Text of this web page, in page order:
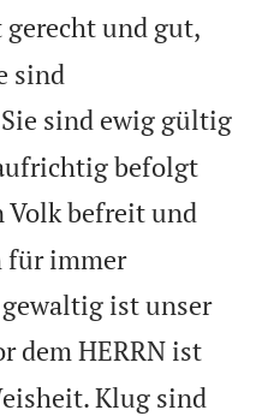
und gut,
sind
Sie sind ewig gültig
befolgt
Volk befreit und
für immer
ist unser
dem HERRN ist
Klug sind